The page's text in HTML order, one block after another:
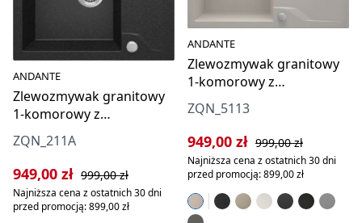
ANDANTE
Zlewozmywak granitowy
1-komorowy z
ociekaczem
ZQN_211A
Cena sprzedaży:
949,00 zł Cena regularna:
999,00 zł
Najniższa cena z ostatnich 30 dni
przed promocją: 899,00 zł
ANDANTE
Zlewozmywak granitowy
1-komorowy z
ociekaczem
ZQN_5113
Cena sprzedaży:
949,00 zł Cena regularna:
999,00 zł
Najniższa cena z ostatnich 30 dni
przed promocją: 899,00 zł